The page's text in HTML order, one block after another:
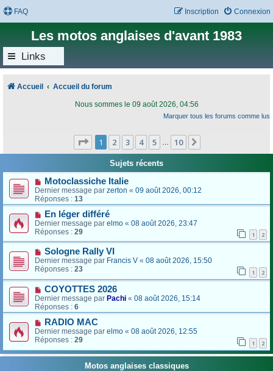
FAQ Connexion
Inscription
Les motos anglaises d'avant 1983
Links
Accueil Accueil du forum
Nous sommes le 09 août 2026, 04:56
Marquer tous les forums comme lus
Page 1sur
1 2 3 4 5 10
Sujets récents
Motoclassiche Italie
Dernier message par zerton « 09 août 2026, 00:12
Réponses : 13
En léger différé
Dernier message par elmo « 08 août 2026, 23:47
Réponses : 29 1 2
Sologne Rally VI
Dernier message par Francis V « 08 août 2026, 15:50
Réponses : 23 1 2
COYOTTES 2026
Dernier message par Pachi « 08 août 2026, 15:14
Réponses : 6
RADIO MAC
Dernier message par elmo « 08 août 2026, 12:55
Réponses : 29 1 2
Motos anglaises classiques